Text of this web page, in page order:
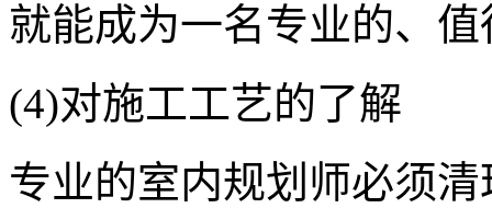
就能成为一名专业的、
(4)对施工工艺的了解
专业的室内规划师必须